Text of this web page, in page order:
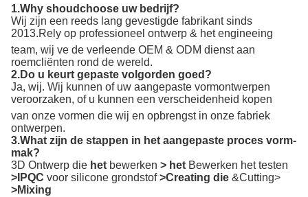
1.Why shoudchoose uw bedrijf?
Wij zijn een reeds lang gevestigde fabrikant sinds
2013.Rely op professioneel ontwerp & het engineeing
team, wij ve de verleende OEM & ODM dienst aan
roemcliënten rond de wereld.
2.Do u keurt gepaste volgorden goed?
Ja, wij. Wij kunnen of uw aangepaste vormontwerpen
veroorzaken, of u kunnen een verscheidenheid kopen
van onze vormen die wij en opbrengst in onze fabriek
ontwerpen.
3.What zijn de stappen in het aangepaste proces vorm-
mak?
3D Ontwerp die het bewerken > het Bewerken het testen
>IPQC voor silicone grondstof>Creating die &Cutting>
>Mixing